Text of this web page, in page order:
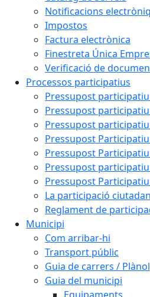
Notificacions
Impostos
Factura electrònica
Finestreta Única
Verificació de
Processos participatius
Pressupost
Pressupost
Pressupost
Pressupost
Pressupost
Pressupost participatiu
Pressupost
La participació
Reglament de
Municipi
Com arribar-hi
Transport públic
Guia de carrers / Plànol
Guia del municipi